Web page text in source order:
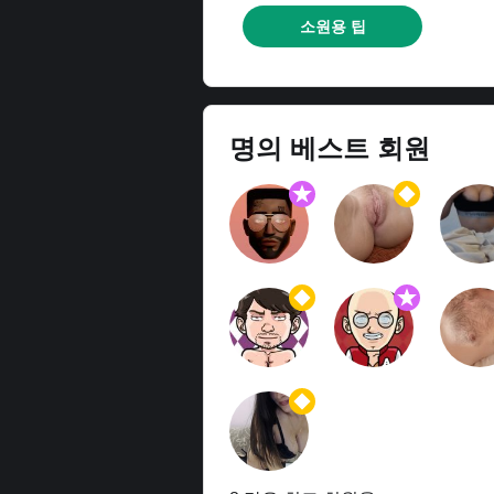
소원용 팁
명의 베스트 회원